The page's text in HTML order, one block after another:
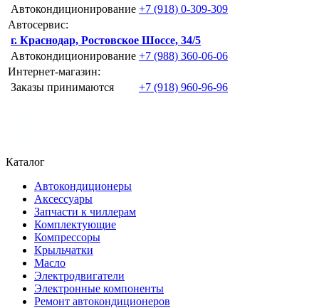
Автокондиционирование +7 (918) 0-309-309
Автосервис:
г. Краснодар, Ростовское Шоссе, 34/5
Автокондиционирование +7 (988) 360-06-06
Интернет-магазин:
Заказы принимаются
+7 (918) 960-96-96
Каталог
Автокондиционеры
Аксессуары
Запчасти к чиллерам
Комплектующие
Компрессоры
Крыльчатки
Масло
Электродвигатели
Электронные компоненты
Ремонт автокондиционеров